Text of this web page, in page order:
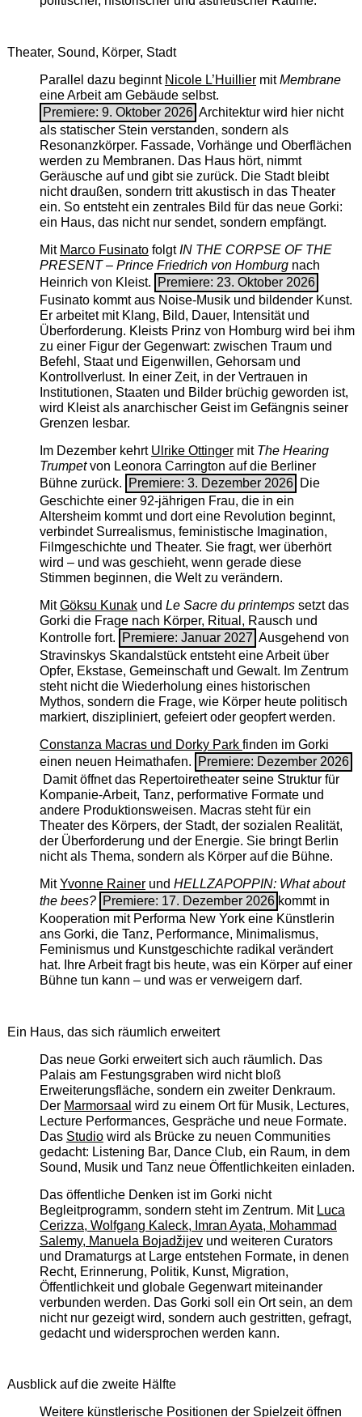
Theater, Sound, Körper, Stadt
Parallel dazu beginnt Nicole L’Huilliermit ­Membrane
eine Arbeit am Gebäude selbst.
Premiere: 9. Oktober 2026 Architektur wird hier nicht
als statischer Stein verstanden, sondern als
Resonanzkörper. Fassade, Vorhänge und Oberflächen
werden zu Membranen. Das Haus hört, nimmt
Geräusche auf und gibt sie zurück. Die Stadt bleibt
nicht draußen, sondern tritt akustisch in das Theater
ein. So entsteht ein zentrales Bild für das neue Gorki:
ein Haus, das nicht nur sendet, sondern empfängt.
Mit Marco FusinatofolgtIN THE CORPSE OF THE
PRESENT – Prince Friedrich von Homburgnach
Heinrich von Kleist.
Premiere: 23. Oktober 2026
Fusinato kommt aus Noise-Musik und bildender Kunst.
Er arbeitet mit Klang, Bild, Dauer, Intensität und
Überforderung. Kleists Prinz von Homburg wird bei ihm
zu einer Figur der Gegenwart: zwischen Traum und
Befehl, Staat und Eigenwillen, Gehorsam und
Kontrollverlust. In einer Zeit, in der Vertrauen in
Institutionen, Staaten und Bilder brüchig geworden ist,
wird Kleist als anarchischer Geist im Gefängnis seiner
Grenzen lesbar.
Im Dezember kehrt Ulrike Ottingermit The ­Hearing
Trumpetvon Leonora Carrington auf die Berliner
Bühne zurück.
Premiere: 3. Dezember 2026 Die
Geschichte einer 92-jährigen Frau, die in ein
Altersheim kommt und dort eine Revolution beginnt,
verbindet Surrealismus, feministische Imagination,
Filmgeschichte und Theater. Sie fragt, wer überhört
wird – und was geschieht, wenn gerade diese
Stimmen beginnen, die Welt zu verändern.
MitGöksu Kunakund Le Sacre du printempssetzt das
Gorki die Frage nach Körper, Ritual, Rausch und
Kontrolle fort.
Premiere: Januar 2027 Ausgehend von
Stravinskys Skandalstück entsteht eine Arbeit über
Opfer, Ekstase, Gemeinschaft und Gewalt. Im Zentrum
steht nicht die Wiederholung eines historischen
Mythos, sondern die Frage, wie Körper heute politisch
markiert, diszipliniert, gefeiert oder geopfert werden.
Constanza Macras und Dorky Park finden im Gorki
einen neuen Heimathafen.
Premiere: Dezember 2026
Damit öffnet das Repertoiretheater seine Struktur für
Kompanie-Arbeit, Tanz, performative Formate und
andere Produktionsweisen. Macras steht für ein
Theater des Körpers, der Stadt, der sozialen Realität,
der Überforderung und der Energie. Sie bringt Berlin
nicht als Thema, sondern als Körper auf die Bühne.
MitYvonne Rainerund HELLZAPOPPIN: What about
the bees? Premiere: 17. Dezember 2026 kommt in
Kooperation mit Performa New York eine Künstlerin
ans Gorki, die Tanz, Performance, Minimalismus,
Feminismus und Kunstgeschichte radikal verändert
hat. Ihre Arbeit fragt bis heute, was ein Körper auf einer
Bühne tun kann – und was er verweigern darf.
Ein Haus, das sich räumlich erweitert
Das neue Gorki erweitert sich auch räumlich. Das
Palais am Festungsgraben wird nicht bloß
Erweiterungsfläche, sondern ein zweiter Denkraum.
Der Marmorsaal wird zu einem Ort für Musik, Lectures,
Lecture Performances, Gespräche und neue Formate.
Das Studiowird als Brücke zu neuen Communities
gedacht: Listening Bar, Dance Club, ein Raum, in dem
Sound, Musik und Tanz neue Öffentlichkeiten einladen.
Das öffentliche Denken ist im Gorki nicht
Begleitprogramm, sondern steht im Zentrum. Mit Luca
Cerizza, Wolfgang Kaleck, Imran Ayata, Mohammad
Salemy, Manuela Bojadžijevund weiteren Curators
und Dramaturgs at Large entstehen Formate, in denen
Recht, Erinnerung, Politik, Kunst, Migration,
Öffentlichkeit und globale Gegenwart miteinander
verbunden werden. Das Gorki soll ein Ort sein, an dem
nicht nur gezeigt wird, sondern auch gestritten, gefragt,
gedacht und widersprochen werden kann.
Ausblick auf die zweite Hälfte
Weitere künstlerische Positionen der Spielzeit öffnen